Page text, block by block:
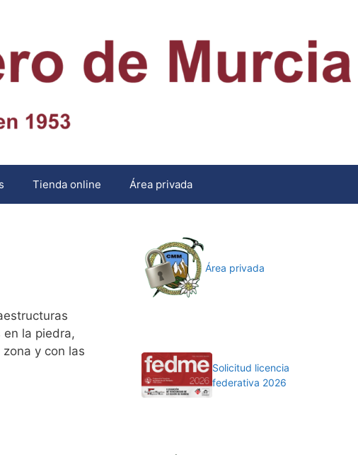
Tienda online Área privada
la piedra,
y con las
Área privada
Solicitud licencia
federativa 2026